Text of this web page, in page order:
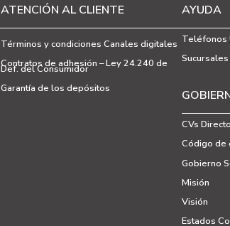
ATENCIÓN AL CLIENTE
Términos y condiciones Canales digitales
Contratos de adhesión – Ley 24.240 de
Def. del Consumidor
Garantía de los depósitos
AYUDA
Teléfonos
Sucursales
CVs
Código de
Gobierno
Misión
Visión
Estados